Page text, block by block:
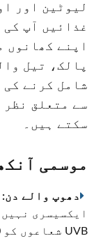
غذائیں آپ کی
اپنے کھانوں
پالک، تیل
شامل کرنے کی
سے متعلق نظر
سکتے ہیں۔
موسمی
دھوپ والے دن: